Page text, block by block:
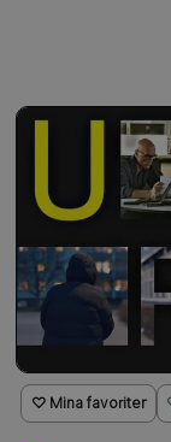
♡ Mina favoriter